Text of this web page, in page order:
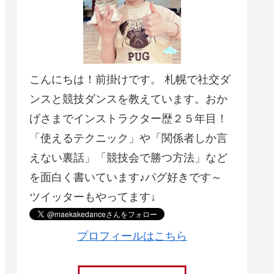
こんにちは！前掛けです。 札幌で社交ダ
ンスと競技ダンスを教えています。おか
げさまでインストラクター歴２５年目！
「使えるテクニック」や「関係者しか言
えない裏話」「競技会で勝つ方法」など
を面白く書いています♪パグ好きです～
ツイッターもやってます↓
プロフィールはこちら